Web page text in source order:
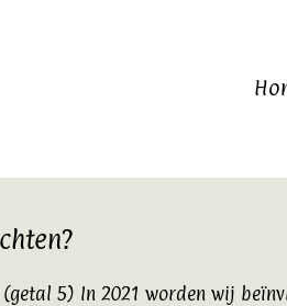
5) In 2021 worden wij